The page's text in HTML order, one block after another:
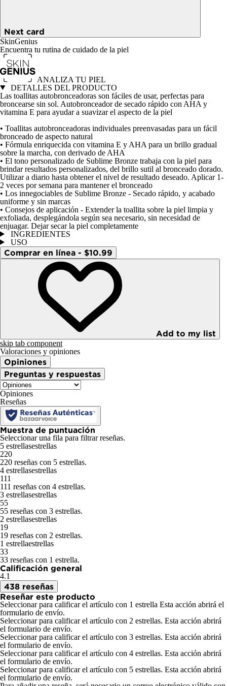
Next card
SkinGenius
Encuentra tu rutina de cuidado de la piel
ANALIZA TU PIEL
DETALLES DEL PRODUCTO
Las toallitas autobronceadoras son fáciles de usar, perfectas para
broncearse sin sol. Autobronceador de secado rápido con AHA y
vitamina E para ayudar a suavizar el aspecto de la piel
• Toallitas autobronceadoras individuales preenvasadas para un fácil
bronceado de aspecto natural
• Fórmula enriquecida con vitamina E y AHA para un brillo gradual
sobre la marcha, con derivado de AHA
• El tono personalizado de Sublime Bronze trabaja con la piel para
brindar resultados personalizados, del brillo sutil al bronceado dorado.
Utilizar a diario hasta obtener el nivel de resultado deseado. Aplicar 1-
2 veces por semana para mantener el bronceado
• Los innegociables de Sublime Bronze - Secado rápido, y acabado
uniforme y sin marcas
• Consejos de aplicación - Extender la toallita sobre la piel limpia y
exfoliada, desplegándola según sea necesario, sin necesidad de
enjuagar. Dejar secar la piel completamente
INGREDIENTES
USO
Comprar en línea - $10.99
Add to my list
skip tab component
Valoraciones y opiniones
Opiniones
Preguntas y respuestas
Opiniones
Reseñas
Muestra de puntuación
Seleccionar una fila para filtrar reseñas.
5 estrellasestrellas
220
220 reseñas con 5 estrellas.
4 estrellasestrellas
111
111 reseñas con 4 estrellas.
3 estrellasestrellas
55
55 reseñas con 3 estrellas.
2 estrellasestrellas
19
19 reseñas con 2 estrellas.
1 estrellaestrellas
33
33 reseñas con 1 estrella.
Calificación general
4.1
438 reseñas
Reseñar este producto
Seleccionar para calificar el artículo con 1 estrella Esta acción abrirá el
formulario de envío.
Seleccionar para calificar el artículo con 2 estrellas. Esta acción abrirá
el formulario de envío.
Seleccionar para calificar el artículo con 3 estrellas. Esta acción abrirá
el formulario de envío.
Seleccionar para calificar el artículo con 4 estrellas. Esta acción abrirá
el formulario de envío.
Seleccionar para calificar el artículo con 5 estrellas. Esta acción abrirá
el formulario de envío.